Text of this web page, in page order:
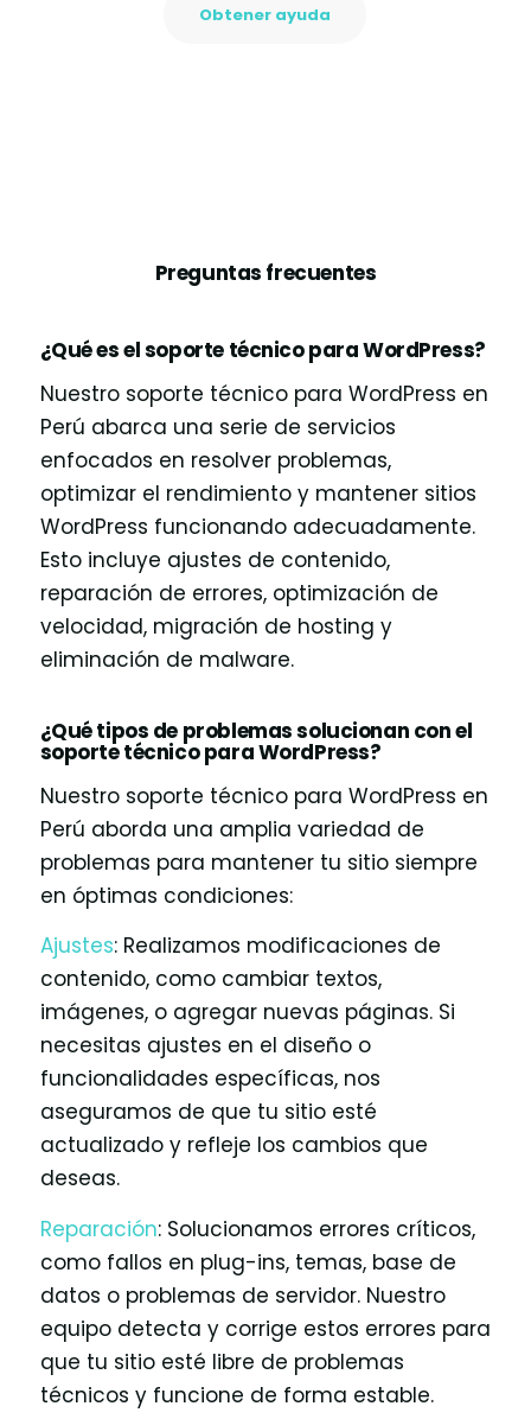
Obtener ayuda
Preguntas frecuentes
¿Qué es el soporte técnico para WordPress?
Nuestro soporte técnico para WordPress en
Perú abarca una serie de servicios
enfocados en resolver problemas,
optimizar el rendimiento y mantener sitios
WordPress funcionando adecuadamente.
Esto incluye ajustes de contenido,
reparación de errores, optimización de
velocidad, migración de hosting y
eliminación de malware.
¿Qué tipos de problemas solucionan con el
soporte técnico para WordPress?
Nuestro soporte técnico para WordPress en
Perú aborda una amplia variedad de
problemas para mantener tu sitio siempre
en óptimas condiciones:
Ajustes: Realizamos modificaciones de
contenido, como cambiar textos,
imágenes, o agregar nuevas páginas. Si
necesitas ajustes en el diseño o
funcionalidades específicas, nos
aseguramos de que tu sitio esté
actualizado y refleje los cambios que
deseas.
Reparación: Solucionamos errores críticos,
como fallos en plug-ins, temas, base de
datos o problemas de servidor. Nuestro
equipo detecta y corrige estos errores para
que tu sitio esté libre de problemas
técnicos y funcione de forma estable.